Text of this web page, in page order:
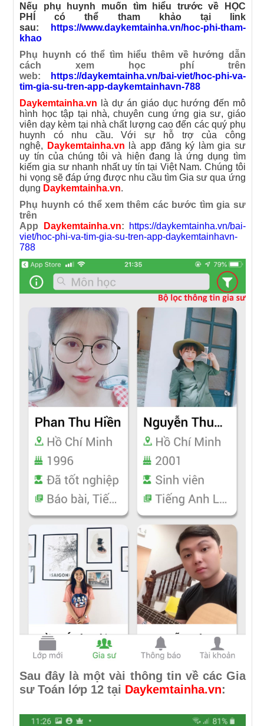
Nếu phụ huynh muốn tìm hiểu trước về HỌC
PHÍ có thể tham khảo tại link
sau:
https://www.daykemtainha.vn/hoc-phi-tham-
khao
Phụ huynh có thể tìm hiểu thêm về hướng dẫn
cách xem học phí trên
web:
https://daykemtainha.vn/bai-viet/hoc-phi-va-
tim-gia-su-tren-app-daykemtainhavn-788
Daykemtainha.vn
là dự án giáo dục hướng đến mô
hình học tập tại nhà, chuyên cung ứng gia sư, giáo
viên dạy kèm tại nhà chất lượng cao đến các quý phụ
huynh có nhu cầu. Với sự hỗ trợ của công
nghệ,
Daykemtainha.vn là app đăng ký làm gia sư
uy tín của chúng tôi và hiện đang là ứng dụng tìm
kiếm gia sư nhanh nhất uy tín tại Việt Nam. Chúng tôi
hi vọng sẽ đáp ứng được nhu cầu tìm Gia sư qua ứng
dụng Daykemtainha.vn.
Phụ huynh có thể xem thêm các bước tìm gia sư
trên
App
Daykemtainha.vn:
https://daykemtainha.vn/bai-
viet/hoc-phi-va-tim-gia-su-tren-app-daykemtainhavn-
788
Sau đây là một vài thông tin về các Gia
sư Toán lớp 12 tại Daykemtainha.vn: